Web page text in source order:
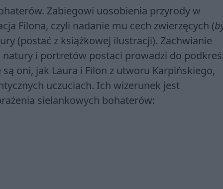
Zabiegowi uosobienia przyrody w
Filona, czyli nadanie mu cech zwierzęcych (
(postać z książkowej ilustracji). Zachwianie
i portretów postaci prowadzi do
oni, jak Laura i Filon z utworu Karpińskiego,
uczuciach. Ich wizerunek jest
sielankowych bohaterów: